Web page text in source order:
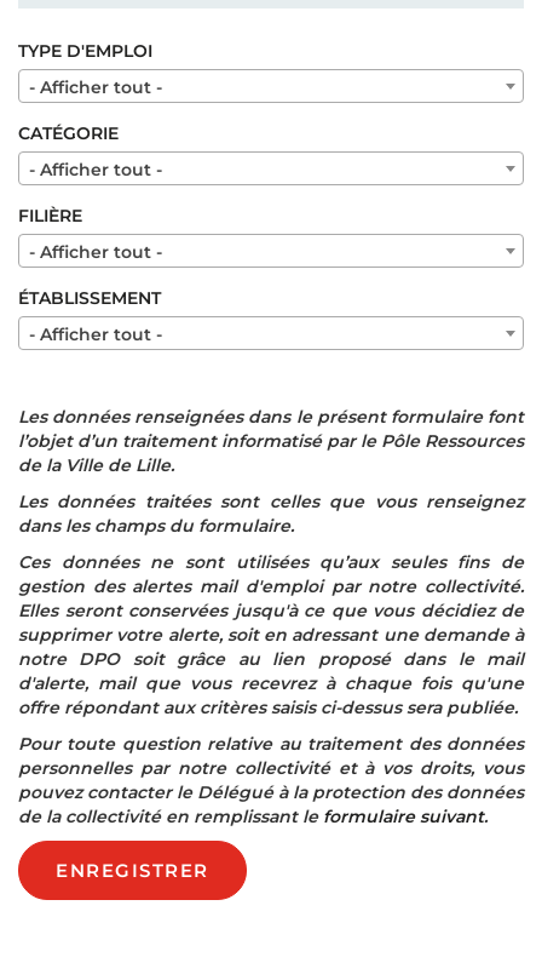
TYPE D'EMPLOI
- Afficher tout -
CATÉGORIE
- Afficher tout -
FILIÈRE
- Afficher tout -
ÉTABLISSEMENT
- Afficher tout -
Les données renseignées dans le présent formulaire font
l’objet d’un traitement informatisé par le Pôle Ressources
de la Ville de Lille.
Les données traitées sont celles que vous renseignez
dans les champs du formulaire.
Ces données ne sont utilisées qu’aux seules fins de
gestion des alertes mail d'emploi par notre collectivité.
Elles seront conservées jusqu'à ce que vous décidiez de
supprimer votre alerte, soit en adressant une demande à
notre DPO soit grâce au lien proposé dans le mail
d'alerte, mail que vous recevrez à chaque fois qu'une
offre répondant aux critères saisis ci-dessus sera publiée.
Pour toute question relative au traitement des données
personnelles par notre collectivité et à vos droits, vous
pouvez contacter le Délégué à la protection des données
de la collectivité en remplissant le formulaire suivant.
ENREGISTRER